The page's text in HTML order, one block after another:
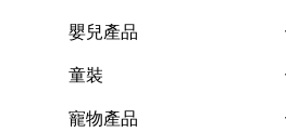
嬰兒產品
童裝
寵物產品